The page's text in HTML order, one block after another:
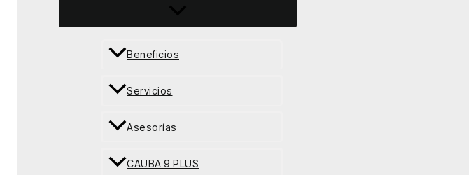
Beneficios
Servicios
Asesorías
CAUBA 9 PLUS